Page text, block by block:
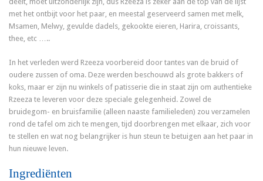
met het ontbijt voor het paar, en meestal geserveerd samen met melk,
Msamen, Melwy, gevulde dadels, gekookte eieren, Harira, croissants,
thee, etc …..
In het verleden werd Rzeeza voorbereid door tantes van de bruid of
oudere zussen of oma. Deze werden beschouwd als grote bakkers of
koks, maar er zijn nu winkels of patisserie die in staat zijn om authentieke
Rzeeza te leveren voor deze speciale gelegenheid. Zowel de
bruidegom- en bruisfamilie (alleen naaste familieleden) zou verzamelen
rond de tafel om zich te mengen, tijd doorbrengen met elkaar, zich voor
te stellen en wat nog belangrijker is hun steun te betuigen aan het paar in
hun nieuwe leven.
Ingrediënten